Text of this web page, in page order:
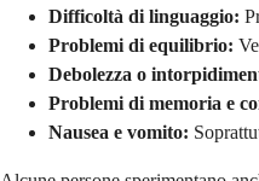
Difficoltà di linguaggio:
Problemi di equilibrio:
Debolezza o
Problemi di memoria e
Nausea e vomito: